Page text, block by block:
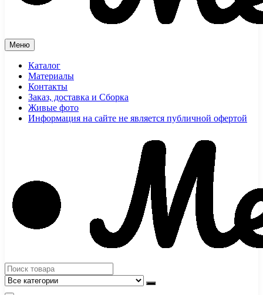
Меню
Каталог
Материалы
Контакты
Заказ, доставка и Сборка
Живые фото
Информация на сайте не является публичной офертой